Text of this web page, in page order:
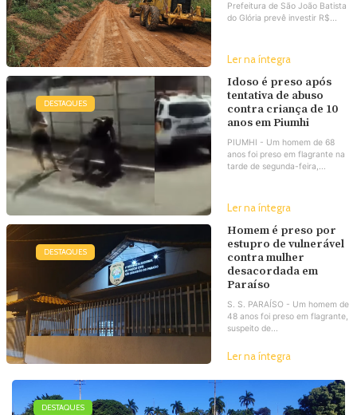
Prefeitura de São João Batista
do Glória prevê investir R$...
Ler na íntegra
DESTAQUES
Idoso é preso após
tentativa de abuso
contra criança de 10
anos em Piumhi
PIUMHI - Um homem de 68
anos foi preso em flagrante na
tarde de segunda-feira,...
Ler na íntegra
DESTAQUES
Homem é preso por
estupro de vulnerável
contra mulher
desacordada em
Paraíso
S. S. PARAÍSO - Um homem de
48 anos foi preso em flagrante,
suspeito de...
Ler na íntegra
DESTAQUES